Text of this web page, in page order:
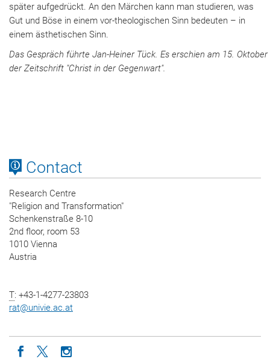
später aufgedrückt. An den Märchen kann man studieren, was
Gut und Böse in einem vor-theologischen Sinn bedeuten – in
einem ästhetischen Sinn.
Das Gespräch führte Jan-Heiner Tück. Es erschien am 15. Oktober
der Zeitschrift "Christ in der Gegenwart".
Contact
Research Centre
"Religion and Transformation"
Schenkenstraße 8-10
2nd floor, room 53
1010 Vienna
Austria
T: +43-1-4277-23803
rat@univie.ac.at
Icon facebook
Icon twitter
Icon instagram